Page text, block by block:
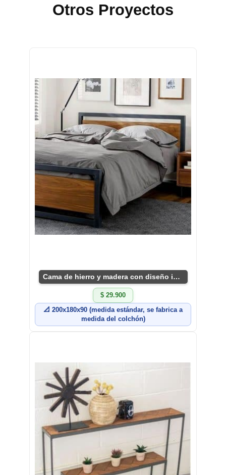
Otros Proyectos
Cama de hierro y madera con diseño industrial
$ 29.900
📐 200x180x90 (medida estándar, se fabrica a
medida del colchón)